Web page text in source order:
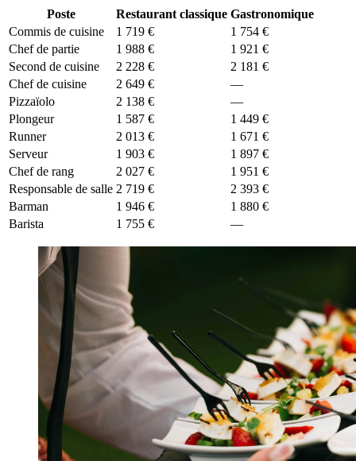
Poste Restaurant classique Gastronomique
Commis de cuisine
1 719 €
1 754 €
Chef de partie
1 988 €
1 921 €
Second de cuisine
2 228 €
2 181 €
Chef de cuisine
2 649 €
—
Pizzaïolo
2 138 €
—
Plongeur
1 587 €
1 449 €
Runner
2 013 €
1 671 €
Serveur
1 903 €
1 897 €
Chef de rang
2 027 €
1 951 €
Responsable de salle 2 719 €
2 393 €
Barman
1 946 €
1 880 €
Barista
1 755 € —